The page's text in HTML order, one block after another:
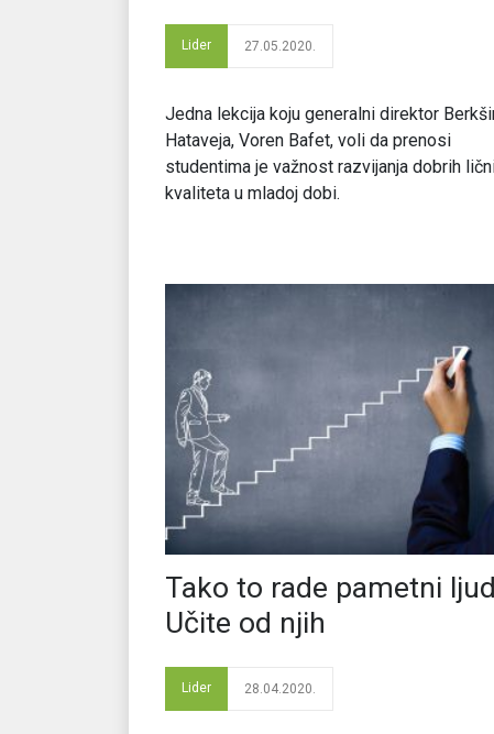
Lider 27.05.2020.
Jedna lekcija koju generalni direktor
Hataveja, Voren Bafet, voli da prenosi
studentima je važnost razvijanja dobrih
kvaliteta u mladoj dobi.
Tako to rade pametni
Učite od njih
Lider 28.04.2020.